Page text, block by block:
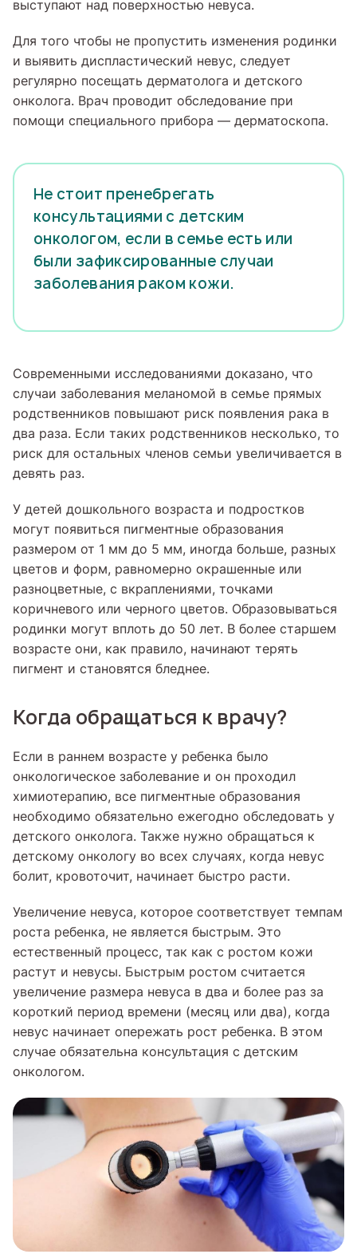
выступают над поверхностью невуса.
Для того чтобы не пропустить изменения родинки
и выявить диспластический невус, следует
регулярно посещать дерматолога и детского
онколога. Врач проводит обследование при
помощи специального прибора — дерматоскопа.
Не стоит пренебрегать
консультациями с детским
онкологом, если в семье есть или
были зафиксированные случаи
заболевания раком кожи.
Современными исследованиями доказано, что
случаи заболевания меланомой в семье прямых
родственников повышают риск появления рака в
два раза. Если таких родственников несколько, то
риск для остальных членов семьи увеличивается в
девять раз.
У детей дошкольного возраста и подростков
могут появиться пигментные образования
размером от 1 мм до 5 мм, иногда больше, разных
цветов и форм, равномерно окрашенные или
разноцветные, с вкраплениями, точками
коричневого или черного цветов. Образовываться
родинки могут вплоть до 50 лет. В более старшем
возрасте они, как правило, начинают терять
пигмент и становятся бледнее.
Когда обращаться к врачу?
Если в раннем возрасте у ребенка было
онкологическое заболевание и он проходил
химиотерапию, все пигментные образования
необходимо обязательно ежегодно обследовать у
детского онколога. Также нужно обращаться к
детскому онкологу во всех случаях, когда невус
болит, кровоточит, начинает быстро расти.
Увеличение невуса, которое соответствует темпам
роста ребенка, не является быстрым. Это
естественный процесс, так как с ростом кожи
растут и невусы. Быстрым ростом считается
увеличение размера невуса в два и более раз за
короткий период времени (месяц или два), когда
невус начинает опережать рост ребенка. В этом
случае обязательна консультация с детским
онкологом.